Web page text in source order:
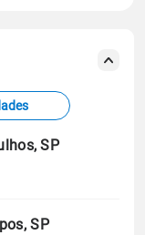
de Previsão
os dados
SP
SP